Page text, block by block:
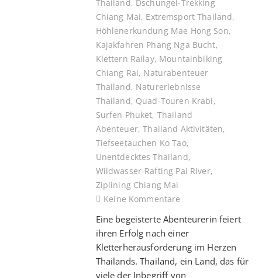
Thailand, Dschungel-Trekking
Chiang Mai, Extremsport Thailand,
Höhlenerkundung Mae Hong Son,
Kajakfahren Phang Nga Bucht,
Klettern Railay, Mountainbiking
Chiang Rai, Naturabenteuer
Thailand, Naturerlebnisse
Thailand, Quad-Touren Krabi,
Surfen Phuket, Thailand
Abenteuer,Thailand Aktivitäten,
Tiefseetauchen Ko Tao,
Unentdecktes Thailand,
Wildwasser-Rafting Pai River,
Ziplining Chiang Mai
Keine Kommentare
Eine begeisterte Abenteurerin feiert
ihren Erfolg nach einer
Kletterherausforderung im Herzen
Thailands. Thailand, ein Land, das für
viele der Inbegriff von